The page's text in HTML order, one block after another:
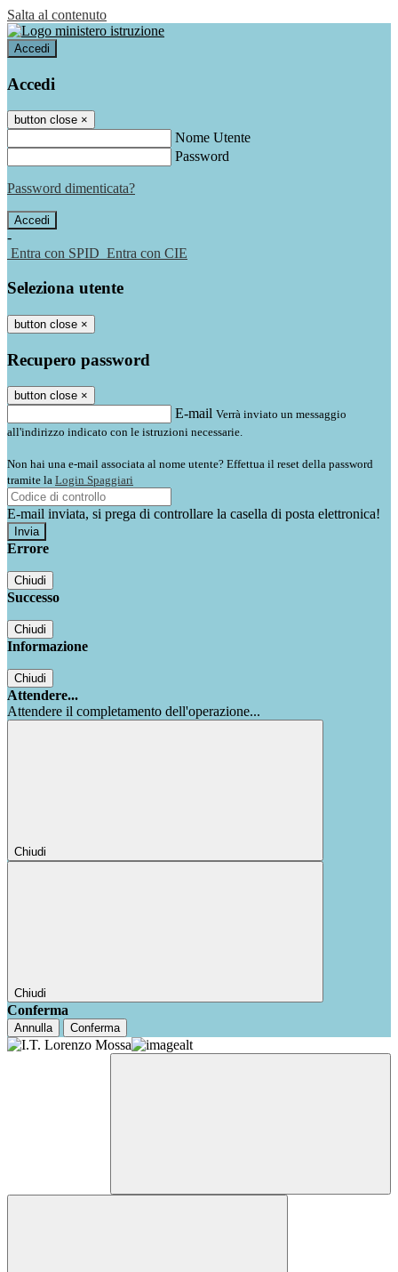
Salta al contenuto
Accedi
Accedi
button close ×
Nome Utente
Password
Password dimenticata?
-
Entra con SPID Entra con CIE
Seleziona utente
button close ×
Recupero password
button close ×
E-mail Verrà inviato un messaggio
all'indirizzo indicato con le istruzioni necessarie.
Non hai una e-mail associata al nome utente? Effettua il reset della password
tramite la Login Spaggiari
E-mail inviata, si prega di controllare la casella di posta elettronica!
Errore
Chiudi
Successo
Chiudi
Informazione
Chiudi
Attendere...
Attendere il completamento dell'operazione...
Chiudi
Chiudi
Conferma
Annulla Conferma